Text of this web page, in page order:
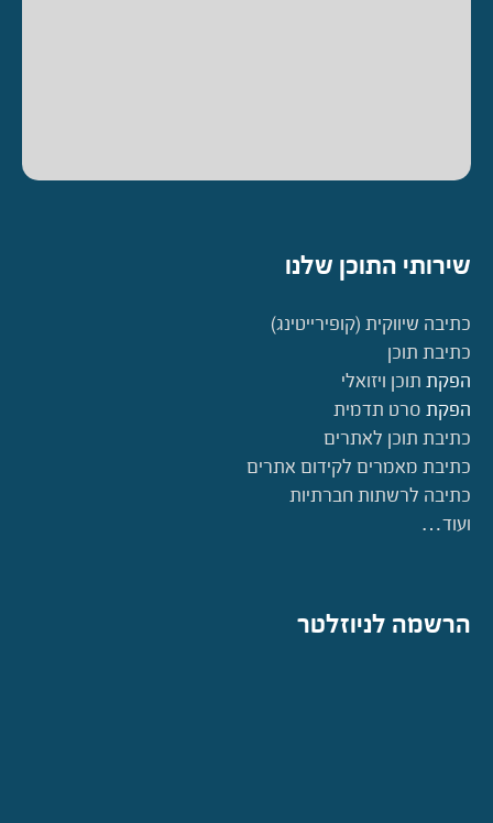
שירותי התוכן שלנו
כתיבה שיווקית (קופירייטינג)
כתיבת תוכן
הפקת תוכן ויזואלי
הפקת סרט תדמית
כתיבת תוכן לאתרים
כתיבת מאמרים לקידום אתרים
כתיבה לרשתות חברתיות
ועוד…
הרשמה לניוזלטר